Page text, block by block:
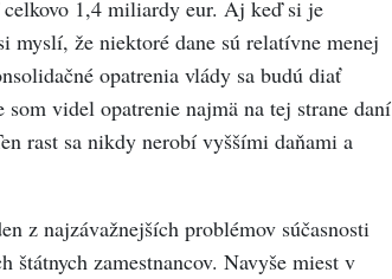
1,4 miliardy eur. Aj keď si je
že niektoré dane sú relatívne menej
opatrenia vlády sa budú diať
videl opatrenie najmä na tej strane daní
rast sa nikdy nerobí vyššími daňami a
z najzávažnejších problémov súčasnosti
štátnych zamestnancov. Navyše miest v